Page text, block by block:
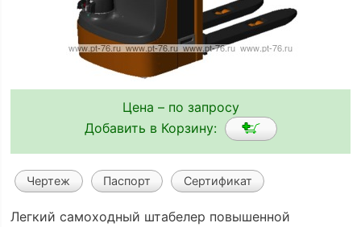
Цена – по запросу
Добавить в Корзину:
Чертеж Паспорт Сертификат
Легкий самоходный штабелер повышенной